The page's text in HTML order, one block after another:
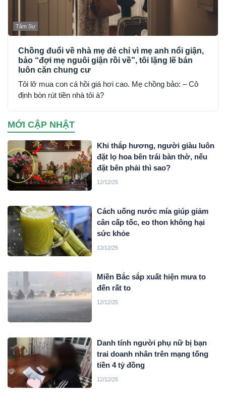
Tâm Sự
Chồng đuổi về nhà mẹ đẻ chỉ vì mẹ anh nổi giận,
bảo “đợi mẹ nguôi giận rồi về”, tôi lặng lẽ bán
luôn căn chung cư
Tôi lỡ mua con cá hồi giá hơi cao. Mẹ chồng bảo: – Cô
định bòn rút tiền nhà tôi à?
MỚI CẬP NHẬT
Khi thắp hương, người giàu luôn
đặt lọ hoa bên trái bàn thờ, nếu
đặt bên phải thì sao?
12/12/25
Cách uống nước mía giúp giảm
cân cấp tốc, eo thon không hại
sức khỏe
12/12/25
Miền Bắc sắp xuất hiện mưa to
đến rất to
12/12/25
Danh tính người phụ nữ bị bạn
trai doanh nhân trên mạng tống
tiền 4 tỷ đồng
12/12/25